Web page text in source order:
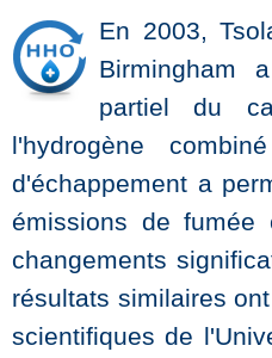
En 2003,
Birmingham
partiel du
l'hydrogène
d'échappement a
émissions de fumée
changements
résultats similaires
scientifiques de